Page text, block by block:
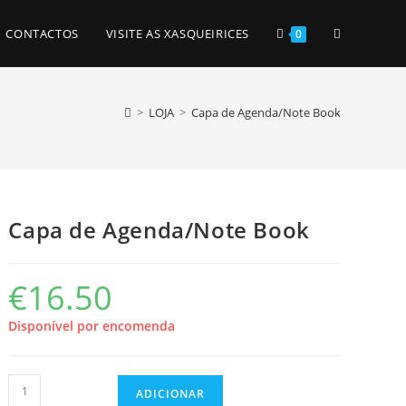
CONTACTOS VISITE AS XASQUEIRICES 0 TOGGLE
> LOJA > Capa de Agenda/Note Book
Capa de Agenda/Note Book
€16.50
Disponível por encomenda
Quantidade
ADICIONAR